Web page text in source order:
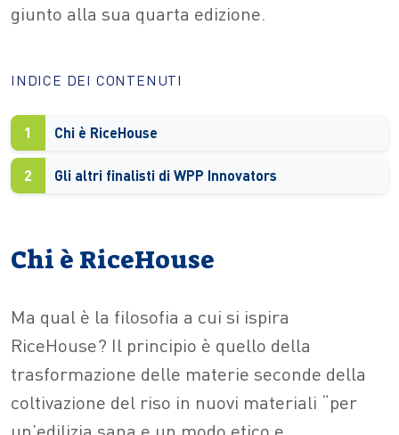
giunto alla sua quarta edizione.
INDICE DEI CONTENUTI
1 Chi è RiceHouse
2 Gli altri finalisti di WPP Innovators
Chi è RiceHouse
Ma qual è la filosofia a cui si ispira
RiceHouse? Il principio è quello della
trasformazione delle materie seconde della
coltivazione del riso in nuovi materiali “per
un’edilizia sana e un modo etico e